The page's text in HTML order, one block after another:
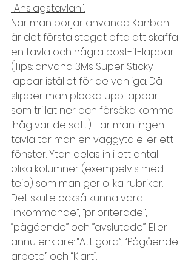
"Anslagstavlan":
När man börjar använda Kanban
är det första steget ofta att skaffa
en tavla och några post-it-lappar.
(Tips: använd 3Ms Super Sticky-
lappar istället för de vanliga. Då
slipper man plocka upp lappar
som trillat ner och försöka komma
ihåg var de satt.) Har man ingen
tavla tar man en väggyta eller ett
fönster. Ytan delas in i ett antal
olika kolumner (exempelvis med
tejp) som man ger olika rubriker.
Det skulle också kunna vara
”inkommande”, ”prioriterade”,
”pågående” och ”avslutade”. Eller
ännu enklare: “Att göra”, “Pågående
arbete” och “Klart”.